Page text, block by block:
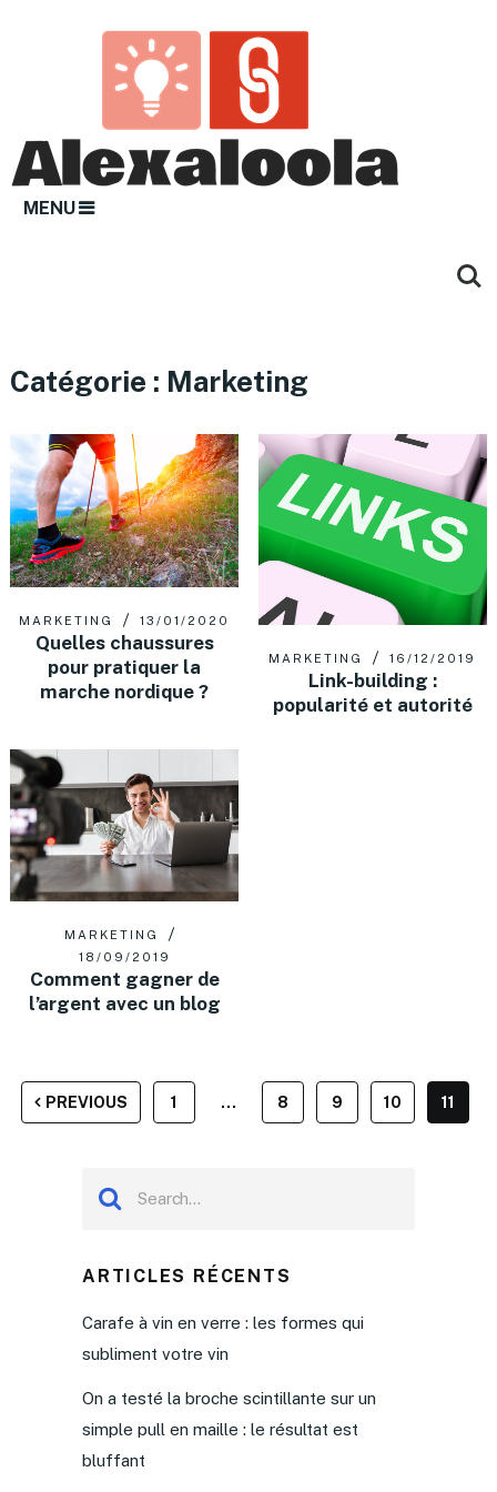
MENU
Catégorie : Marketing
MARKETING 13/01/2020
Quelles chaussures
pour pratiquer la
marche nordique ?
MARKETING 16/12/2019
Link-building :
popularité et autorité
MARKETING
18/09/2019
Comment gagner de
l’argent avec un blog
PAGINATION
PREVIOUS 1 … 8 9 10 11
ARTICLES RÉCENTS
Carafe à vin en verre : les formes qui
subliment votre vin
On a testé la broche scintillante sur un
simple pull en maille : le résultat est
bluffant